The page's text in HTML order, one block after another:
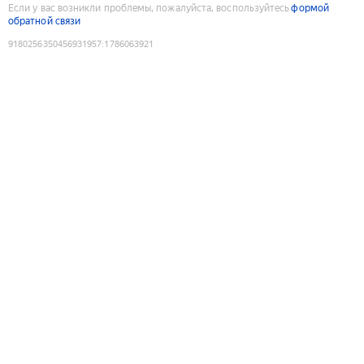
Если у вас возникли проблемы, пожалуйста, воспользуйтесьформой
обратной связи
9180256350456931957:1786063921